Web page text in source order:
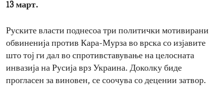
13 март.
Руските власти поднесоа три политички мотивирани
обвиненија против Кара-Мурза во врска со изјавите
што тој ги дал во спротивставување на целосната
инвазија на Русија врз Украина. Доколку биде
прогласен за виновен, се соочува со децении затвор.